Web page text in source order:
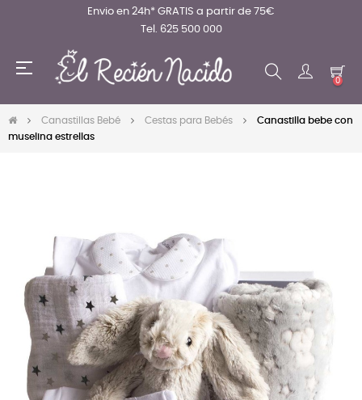
Envio en 24h* GRATIS a partir de 75€
Tel. 625 500 000
Navegación
☰
0
Canastillas Bebé Cestas para Bebés
Canastilla bebe con
muselina estrellas